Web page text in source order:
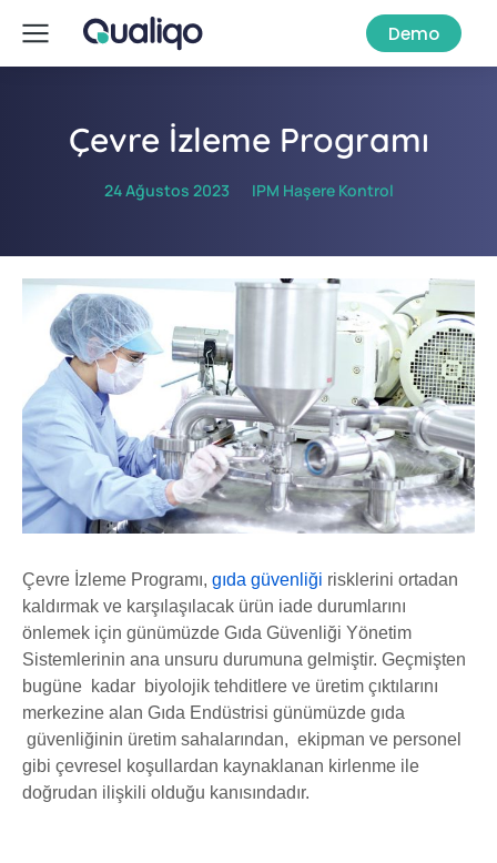
Demo
Çevre İzleme Programı
24 Ağustos 2023 IPM Haşere Kontrol
Çevre İzleme Programı, gıda güvenliği risklerini ortadan
kaldırmak ve karşılaşılacak ürün iade durumlarını
önlemek için günümüzde Gıda Güvenliği Yönetim
Sistemlerinin ana unsuru durumuna gelmiştir. Geçmişten
bugüne kadar biyolojik tehditlere ve üretim çıktılarını
merkezine alan Gıda Endüstrisi günümüzde gıda
güvenliğinin üretim sahalarından, ekipman ve personel
gibi çevresel koşullardan kaynaklanan kirlenme ile
doğrudan ilişkili olduğu kanısındadır.